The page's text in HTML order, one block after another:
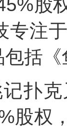
股
专注
括
扑
股权